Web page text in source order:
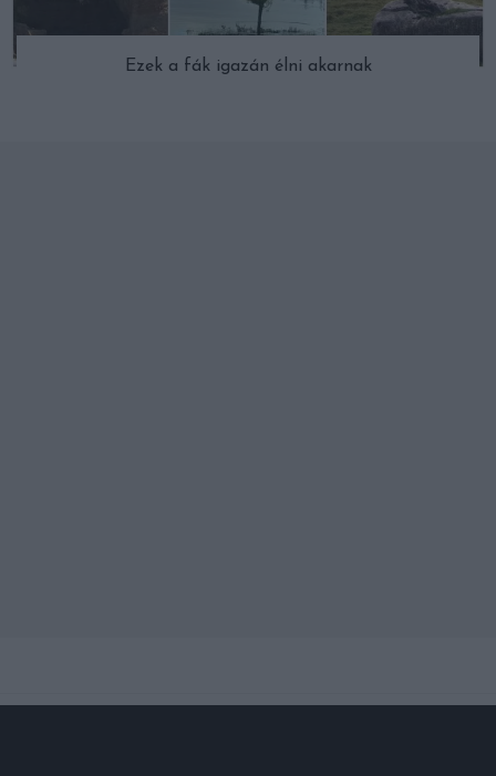
Ezek a fák igazán élni akarnak